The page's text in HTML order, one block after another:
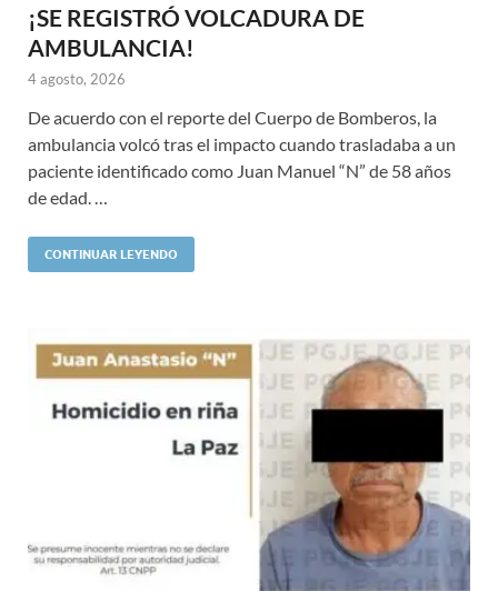
¡SE REGISTRÓ VOLCADURA DE
AMBULANCIA!
4 agosto, 2026
De acuerdo con el reporte del Cuerpo de Bomberos, la
ambulancia volcó tras el impacto cuando trasladaba a un
paciente identificado como Juan Manuel “N” de 58 años
de edad. …
CONTINUAR LEYENDO